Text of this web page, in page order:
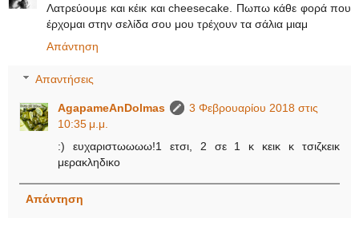
Λατρεύουμε και κέικ και cheesecake. Πωπω κάθε φορά που
έρχομαι στην σελίδα σου μου τρέχουν τα σάλια μιαμ
Απάντηση
Απαντήσεις
AgapameAnDolmas
3 Φεβρουαρίου 2018 στις
10:35 μ.μ.
:) ευχαριστωωωω!1 ετσι, 2 σε 1 κ κεικ κ τσιζκεικ
μερακληδικο
Απάντηση